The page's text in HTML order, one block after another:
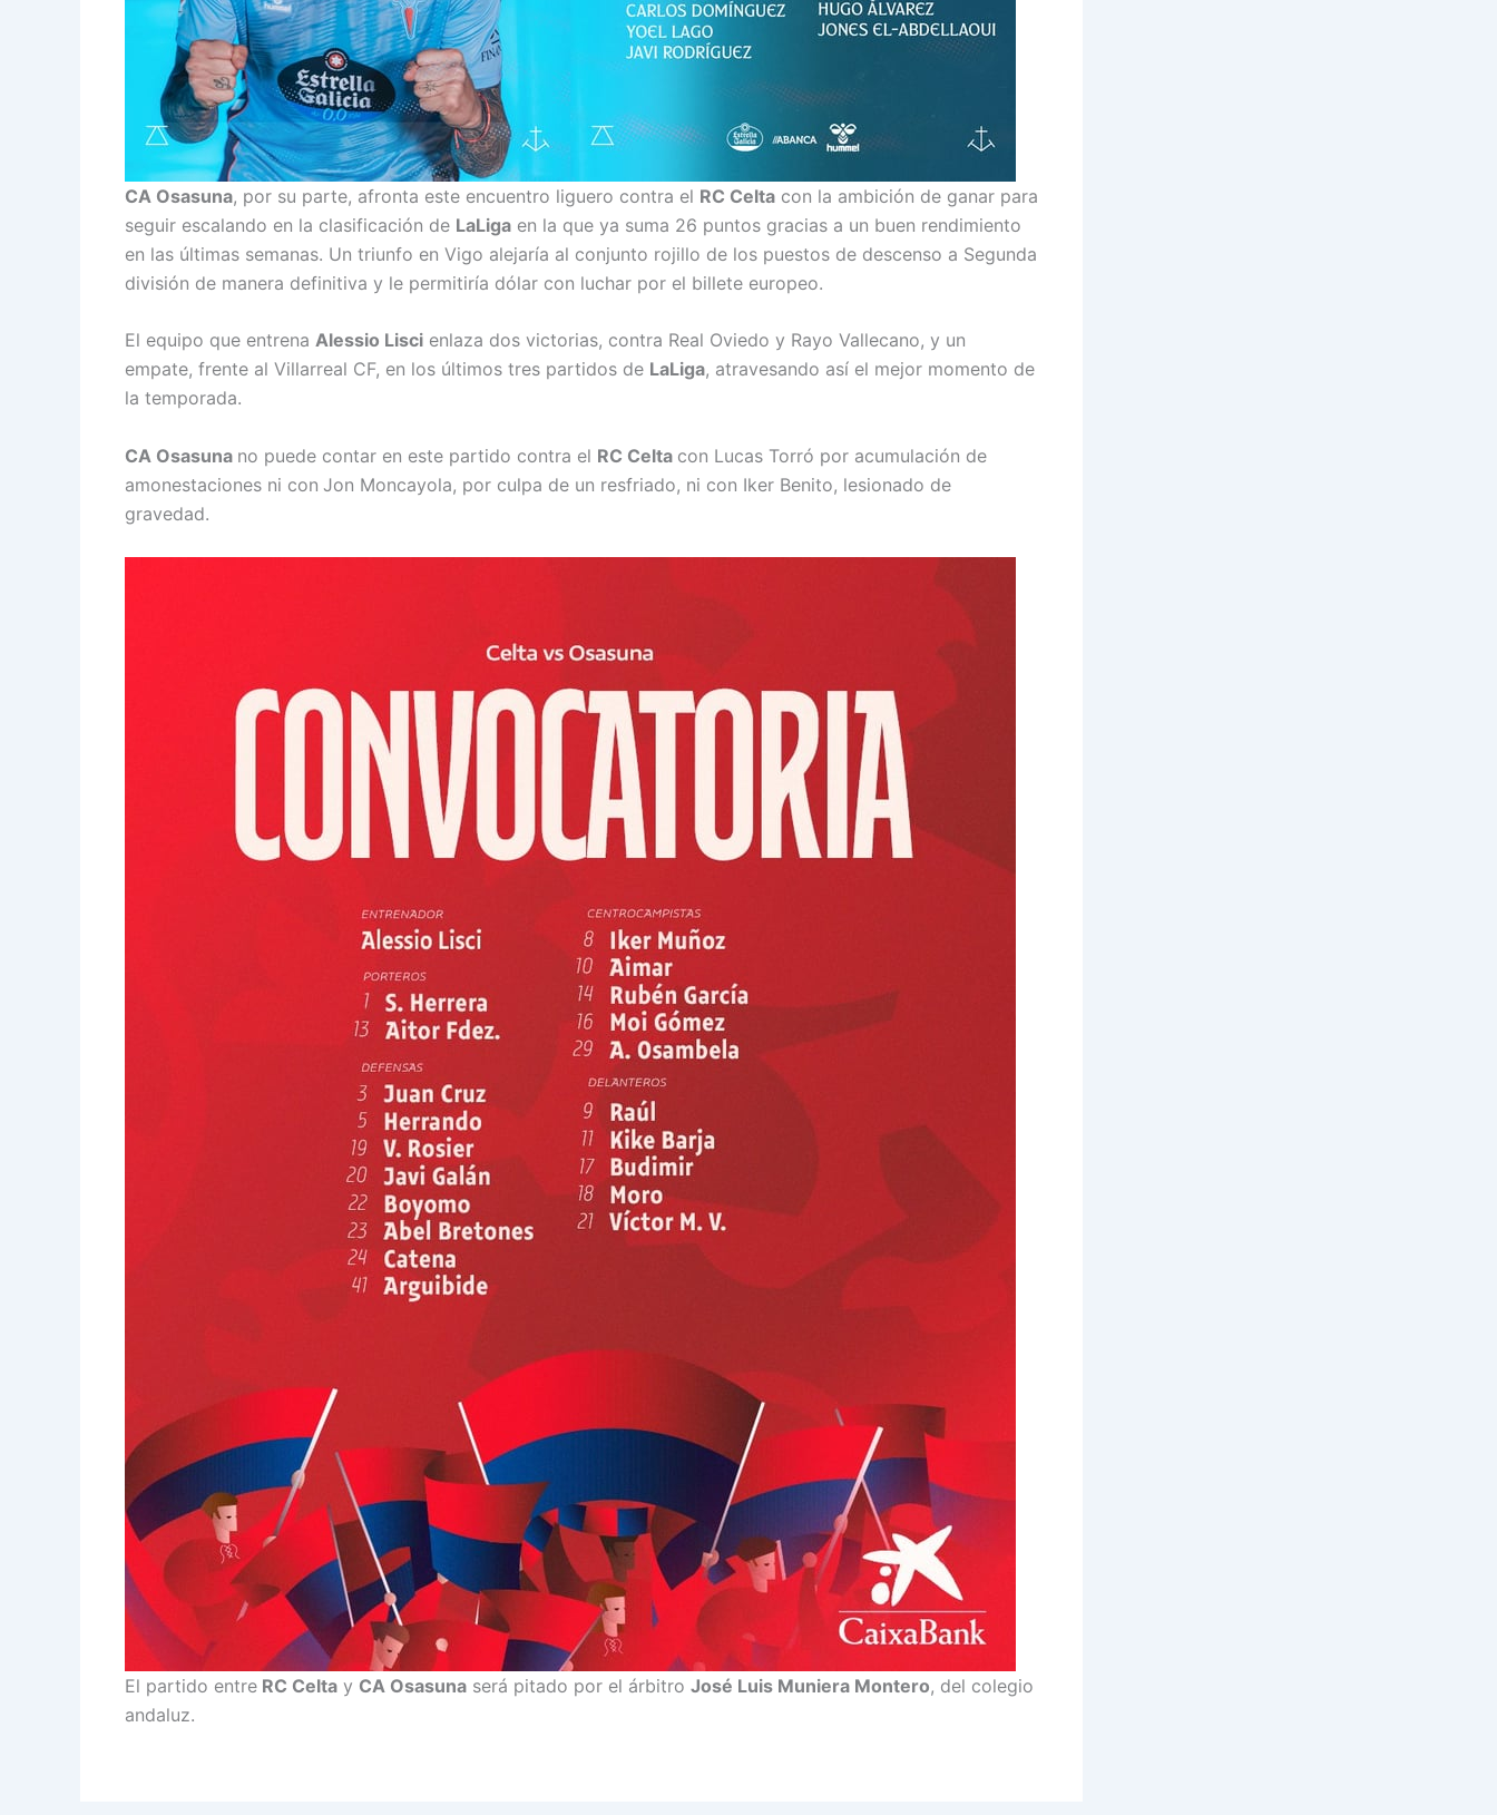
CA Osasuna, por su parte, afronta este encuentro liguero contra el RC Celta con la ambición de ganar para
seguir escalando en la clasificación de LaLiga en la que ya suma 26 puntos gracias a un buen rendimiento
en las últimas semanas. Un triunfo en Vigo alejaría al conjunto rojillo de los puestos de descenso a Segunda
división de manera definitiva y le permitiría dólar con luchar por el billete europeo.
El equipo que entrena Alessio Lisci enlaza dos victorias, contra Real Oviedo y Rayo Vallecano, y un
empate, frente al Villarreal CF, en los últimos tres partidos de LaLiga, atravesando así el mejor momento de
la temporada.
CA Osasuna no puede contar en este partido contra el RC Celta con Lucas Torró por acumulación de
amonestaciones ni con Jon Moncayola, por culpa de un resfriado, ni con Iker Benito, lesionado de
gravedad.
El partido entre RC Celta y CA Osasuna será pitado por el árbitro José Luis Muniera Montero, del colegio
andaluz.